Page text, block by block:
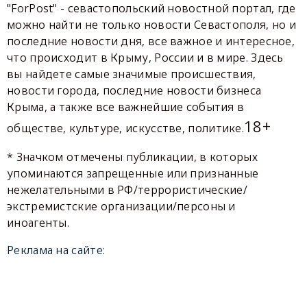
"ForPost" - севастопольский новостной портал, где
можно найти не только новости Севастополя, но и
последние новости дня, все важное и интересное,
что происходит в Крыму, России и в мире. Здесь
вы найдете самые значимые происшествия,
новости города, последние новости бизнеса
Крыма, а также все важнейшие события в
обществе, культуре, искусстве, политике.18+
* Значком отмечены публикации, в которых
упоминаются запрещенные или признанные
нежелательными в РФ/террористические/
экстремистские организации/персоны и
иноагенты.
Реклама на сайте: